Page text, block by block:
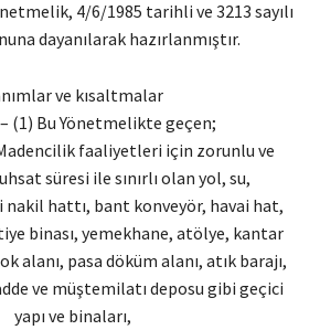
4/6/1985 tarihli ve 3213 sayılı
dayanılarak hazırlanmıştır.
ve kısaltmalar
– (1) Bu Yönetmelikte geçen;
faaliyetleri için zorunlu ve
süresi ile sınırlı olan yol, su,
nakil hattı, bant konveyör, havai hat,
binası, yemekhane, atölye, kantar
alanı, pasa döküm alanı, atık barajı,
ve müştemilatı deposu gibi geçici
yapı ve binaları,